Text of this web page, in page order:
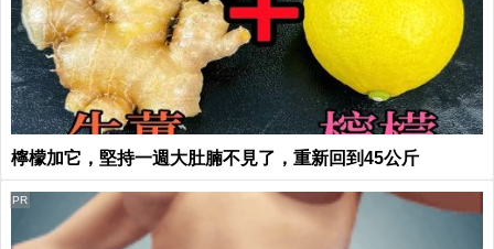
檸檬加它，堅持一週大肚腩不見了，重新回到45公斤
PR